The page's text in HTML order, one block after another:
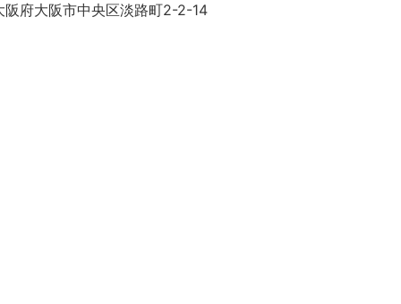
阪府大阪市中央区淡路町2-2-14